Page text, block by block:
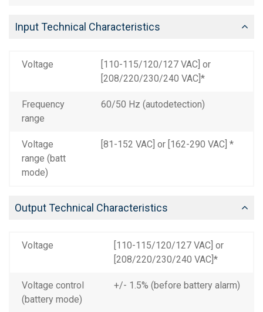
Input Technical Characteristics
Voltage
[110-115/120/127 VAC] or
[208/220/230/240 VAC]*
Frequency
range
60/50 Hz (autodetection)
Voltage
range (batt
mode)
[81-152 VAC] or [162-290 VAC] *
Output Technical Characteristics
Voltage
[110-115/120/127 VAC] or
[208/220/230/240 VAC]*
Voltage control
(battery mode)
+/- 1.5% (before battery alarm)